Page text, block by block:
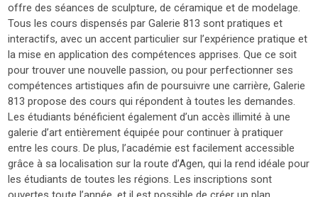
offre des séances de sculpture, de céramique et de modelage.
Tous les cours dispensés par Galerie 813 sont pratiques et
interactifs, avec un accent particulier sur l’expérience pratique et
la mise en application des compétences apprises. Que ce soit
pour trouver une nouvelle passion, ou pour perfectionner ses
compétences artistiques afin de poursuivre une carrière, Galerie
813 propose des cours qui répondent à toutes les demandes.
Les étudiants bénéficient également d’un accès illimité à une
galerie d’art entièrement équipée pour continuer à pratiquer
entre les cours. De plus, l’académie est facilement accessible
grâce à sa localisation sur la route d’Agen, qui la rend idéale pour
les étudiants de toutes les régions. Les inscriptions sont